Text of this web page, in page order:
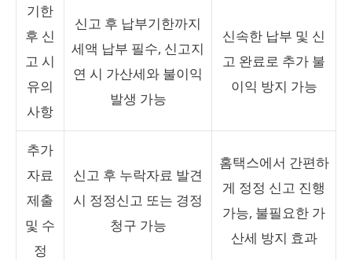
기한
후 신
고 시
유의
사항
신고 후 납부기한까지
세액 납부 필수, 신고지
연 시 가산세와 불이익
발생 가능
신속한 납부 및 신
고 완료로 추가 불
이익 방지 가능
추가
자료
제출
및 수
정
신고 후 누락자료 발견
시 정정신고 또는 경정
청구 가능
홈택스에서 간편하
게 정정 신고 진행
가능, 불필요한 가
산세 방지 효과